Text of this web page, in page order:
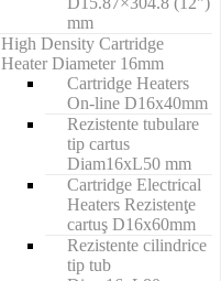
mm
High Density Cartridge
Heater Diameter 16mm
Cartridge Heaters
On-line D16x40mm
Rezistente tubulare
tip cartus
Diam16xL50 mm
Cartridge Electrical
Heaters Rezistenţe
cartuş D16x60mm
Rezistente cilindrice
tip tub